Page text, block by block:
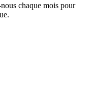
chaque mois pour